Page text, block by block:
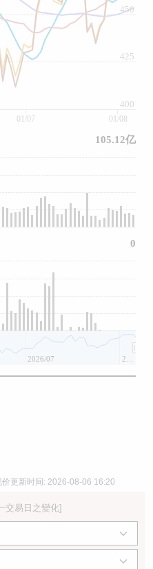
400
425
450
01/07 01/08
2026/07
105.12亿
0
更新时间: 2026-08-06 16:20
交易日之變化]